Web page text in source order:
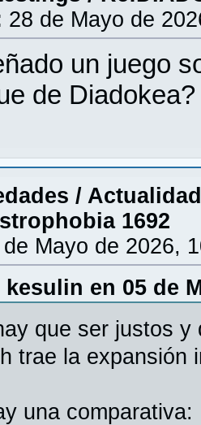
28 de Mayo de
un juego
de
/ Actualidad
1692
de Mayo de 2026,
en 05 de
que ser justos
trae la expansión
una comparativa: